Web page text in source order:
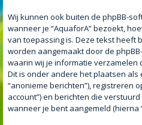
Wij kunnen ook buiten de phpBB-
wanneer je “AquaforA” bezoekt,
van toepassing is. Deze tekst heeft
worden aangemaakt door de
waarin wij je informatie verzamelen
Dit is onder andere het plaatsen
“anonieme berichten”), registreren
account”) en berichten die
wanneer je bent aangemeld (hierna